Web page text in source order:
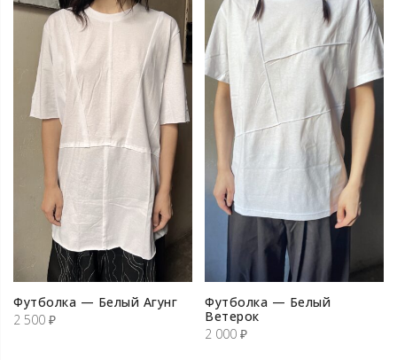
Футболка — Белый Агунг
2 500 ₽
Футболка — Белый
Ветерок
2 000 ₽